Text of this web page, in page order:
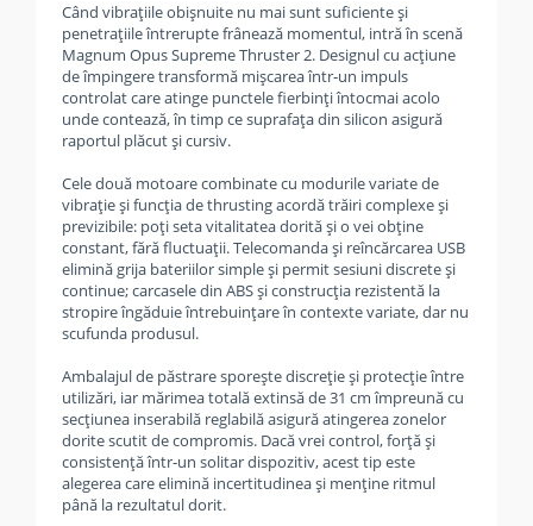
Când vibrațiile obișnuite nu mai sunt suficiente și
penetrațiile întrerupte frânează momentul, intră în scenă
Magnum Opus Supreme Thruster 2. Designul cu acțiune
de împingere transformă mișcarea într‑un impuls
controlat care atinge punctele fierbinți întocmai acolo
unde contează, în timp ce suprafața din silicon asigură
raportul plăcut și cursiv.
Cele două motoare combinate cu modurile variate de
vibrație și funcția de thrusting acordă trăiri complexe și
previzibile: poți seta vitalitatea dorită și o vei obține
constant, fără fluctuații. Telecomanda și reîncărcarea USB
elimină grija bateriilor simple și permit sesiuni discrete și
continue; carcasele din ABS și construcția rezistentă la
stropire îngăduie întrebuințare în contexte variate, dar nu
scufunda produsul.
Ambalajul de păstrare sporește discreție și protecție între
utilizări, iar mărimea totală extinsă de 31 cm împreună cu
secțiunea inserabilă reglabilă asigură atingerea zonelor
dorite scutit de compromis. Dacă vrei control, forță și
consistență într‑un solitar dispozitiv, acest tip este
alegerea care elimină incertitudinea și menține ritmul
până la rezultatul dorit.